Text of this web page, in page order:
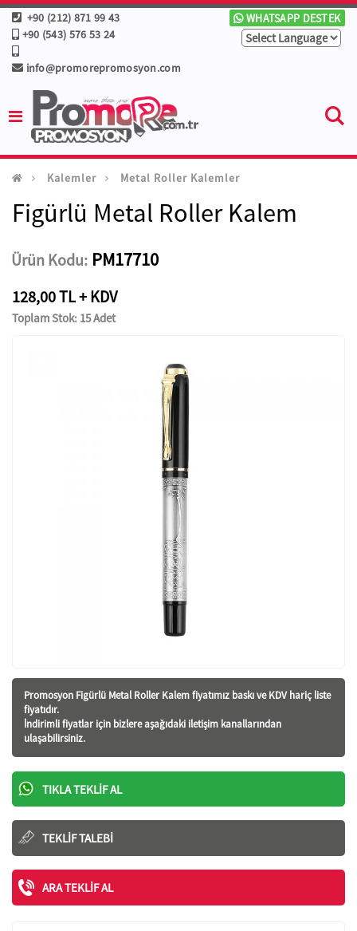
+90 (212) 871 99 43
+90 (543) 576 53 24
info@promorepromosyon.com
WHATSAPP DESTEK
Kalemler Metal Roller Kalemler
Figürlü Metal Roller Kalem
Ürün Kodu: PM17710
128,00 TL + KDV
Toplam Stok: 15 Adet
Promosyon Figürlü Metal Roller Kalem fiyatımız baskı ve KDV hariç liste
fiyatıdır.
İndirimli fiyatlar için bizlere aşağıdaki iletişim kanallarından
ulaşabilirsiniz.
TIKLA TEKLIF AL
TEKLIF TALEBI
ARA TEKLIF AL